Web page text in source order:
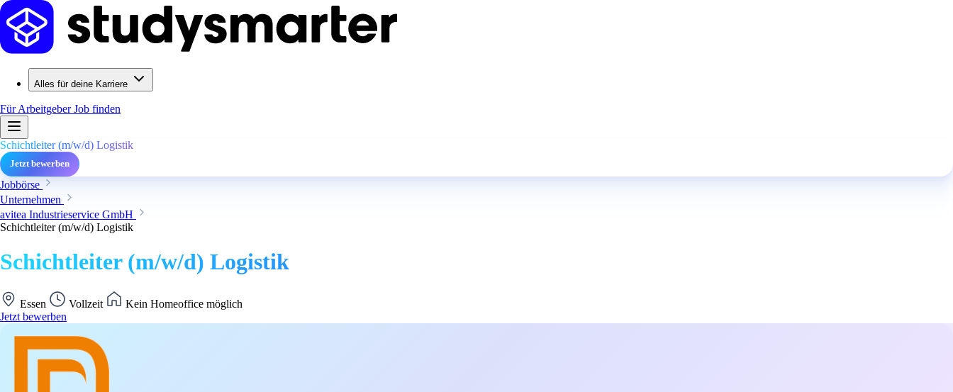
Alles für deine Karriere
Für ArbeitgeberJob finden
Schichtleiter (m/w/d) Logistik
Jetzt bewerben
Jobbörse
Unternehmen
avitea Industrieservice GmbH
Schichtleiter (m/w/d) Logistik
Schichtleiter (m/w/d) Logistik
Essen Vollzeit
Kein Homeoffice möglich
Jetzt bewerben